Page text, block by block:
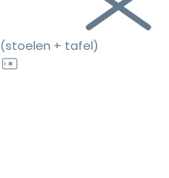
(stoelen + tafel)